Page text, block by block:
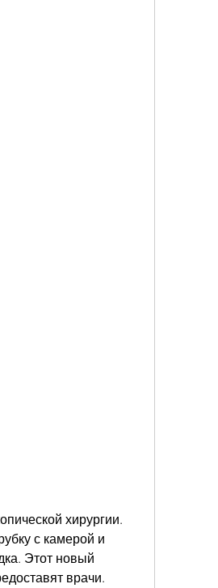
хирургии.
с камерой и
Этот новый
врачи.